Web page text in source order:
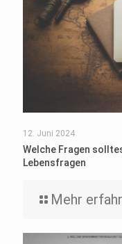
12. Juni 2024
Welche Fragen
Lebensfragen
Mehr